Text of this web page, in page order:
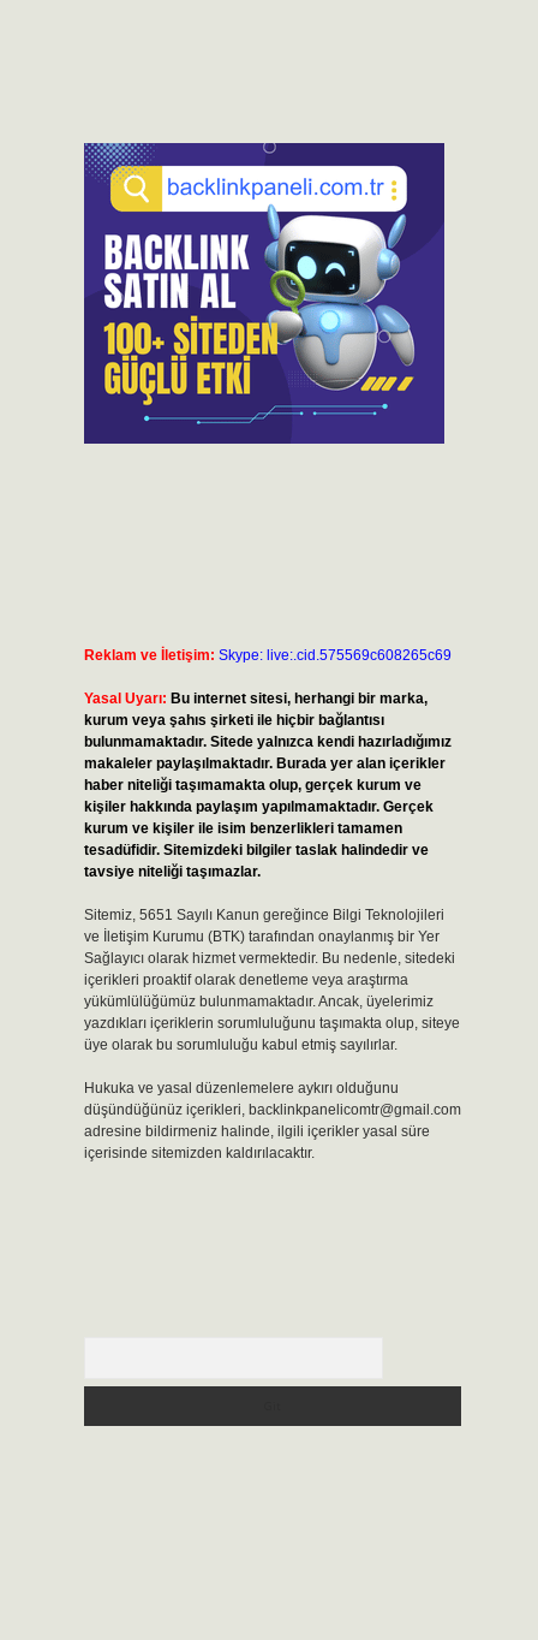
Reklam ve İletişim: Skype: live:.cid.575569c608265c69
Yasal Uyarı: Bu internet sitesi, herhangi bir marka,
kurum veya şahıs şirketi ile hiçbir bağlantısı
bulunmamaktadır. Sitede yalnızca kendi hazırladığımız
makaleler paylaşılmaktadır. Burada yer alan içerikler
haber niteliği taşımamakta olup, gerçek kurum ve
kişiler hakkında paylaşım yapılmamaktadır. Gerçek
kurum ve kişiler ile isim benzerlikleri tamamen
tesadüfidir. Sitemizdeki bilgiler taslak halindedir ve
tavsiye niteliği taşımazlar.
Sitemiz, 5651 Sayılı Kanun gereğince Bilgi Teknolojileri
ve İletişim Kurumu (BTK) tarafından onaylanmış bir Yer
Sağlayıcı olarak hizmet vermektedir. Bu nedenle, sitedeki
içerikleri proaktif olarak denetleme veya araştırma
yükümlülüğümüz bulunmamaktadır. Ancak, üyelerimiz
yazdıkları içeriklerin sorumluluğunu taşımakta olup, siteye
üye olarak bu sorumluluğu kabul etmiş sayılırlar.
Hukuka ve yasal düzenlemelere aykırı olduğunu
düşündüğünüz içerikleri, backlinkpanelicomtr@gmail.com
adresine bildirmeniz halinde, ilgili içerikler yasal süre
içerisinde sitemizden kaldırılacaktır.